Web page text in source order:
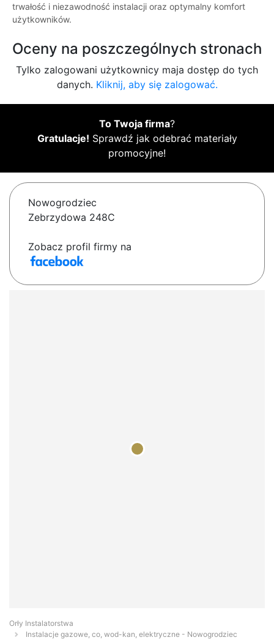
trwałość i niezawodność instalacji oraz optymalny komfort
użytkowników.
Oceny na poszczególnych stronach
Tylko zalogowani użytkownicy maja dostęp do tych
danych. Kliknij, aby się zalogować.
To Twoja firma?
Gratulacje! Sprawdź jak odebrać materiały
promocyjne!
Nowogrodziec
Zebrzydowa 248C
Zobacz profil firmy na
Orły Instalatorstwa
Instalacje gazowe, co, wod-kan, elektryczne - Nowogrodziec